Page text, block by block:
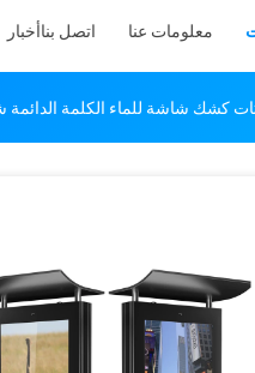
معلومات عنا اتصل بناأخبار
كشك شاشة للماء الكلمة الدائمة